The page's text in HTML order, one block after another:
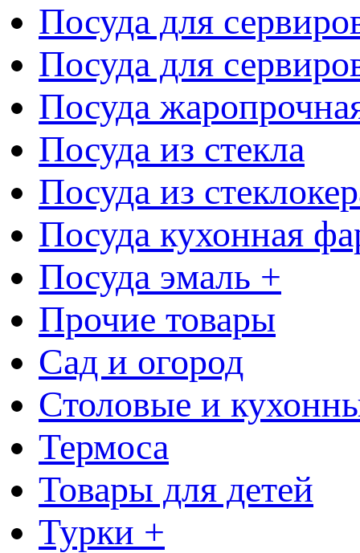
Посуда для
Посуда для
Посуда
Посуда из стекла
Посуда из
Посуда кухонная
Посуда эмаль +
Прочие товары
Сад и огород
Столовые и
Термоса
Товары для детей
Турки +